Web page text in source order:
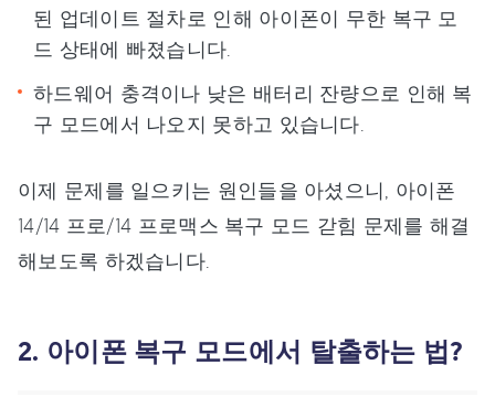
된 업데이트 절차로 인해 아이폰이 무한 복구 모
드 상태에 빠졌습니다.
하드웨어 충격이나 낮은 배터리 잔량으로 인해 복
구 모드에서 나오지 못하고 있습니다.
이제 문제를 일으키는 원인들을 아셨으니, 아이폰
14/14 프로/14 프로맥스 복구 모드 갇힘 문제를 해결
해보도록 하겠습니다.
2. 아이폰 복구 모드에서 탈출하는 법?